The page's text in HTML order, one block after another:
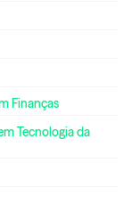
Finanças
Tecnologia da